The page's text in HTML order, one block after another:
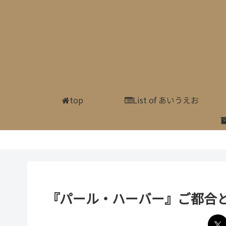
top List of あいうえお
『パール・ハーバー』ご都